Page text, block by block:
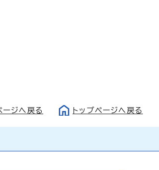
ージへ戻る トップページへ戻る